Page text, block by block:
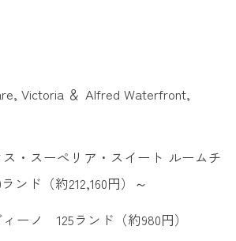
Victoria ＆ Alfred Waterfront,
ス・スーペリア・スイート ルームチ
ンド（約212,160円）～
ーノ 125ランド（約980円）